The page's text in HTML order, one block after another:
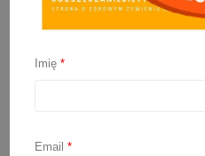
Jaka ryba dla
Imię*
Email*